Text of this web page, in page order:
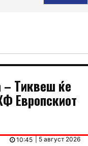
– Тиквеш ќе
Европскиот
| 5 август 2026
10:45